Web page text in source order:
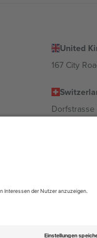
United
167 City
Mexico
© 2026 Ticombo.